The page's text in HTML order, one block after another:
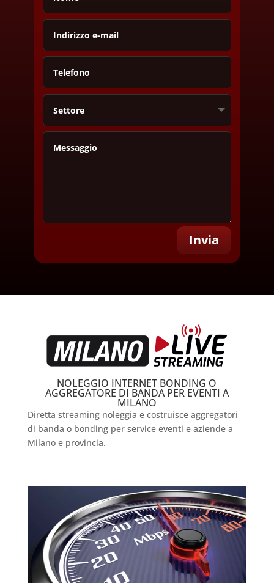
Invia
NOLEGGIO INTERNET BONDING O
AGGREGATORE DI BANDA PER EVENTI A
MILANO
Diretta streaming noleggia e costruisce aggregatori
di banda o bonding per service eventi e aziende a
Milano e provincia.